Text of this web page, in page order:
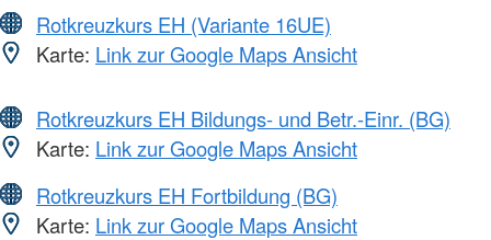
Rotkreuzkurs EH (Variante 16UE)
Karte: Link zur Google Maps Ansicht
Rotkreuzkurs EH Bildungs- und Betr.-Einr. (BG)
Karte: Link zur Google Maps Ansicht
Rotkreuzkurs EH Fortbildung (BG)
Karte: Link zur Google Maps Ansicht